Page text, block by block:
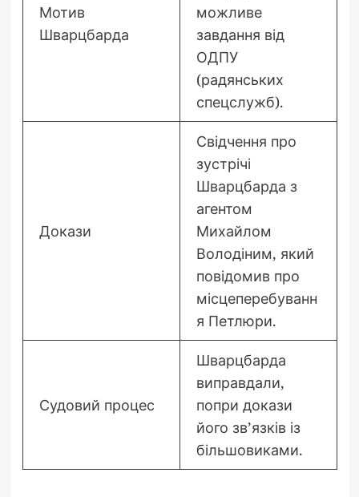
Мотив
Шварцбарда
можливе
завдання від
ОДПУ
(радянських
спецслужб).
Докази
Свідчення про
зустрічі
Шварцбарда з
агентом
Михайлом
Володіним, який
повідомив про
місцеперебуванн
я Петлюри.
Судовий процес
Шварцбарда
виправдали,
попри докази
його зв’язків із
більшовиками.